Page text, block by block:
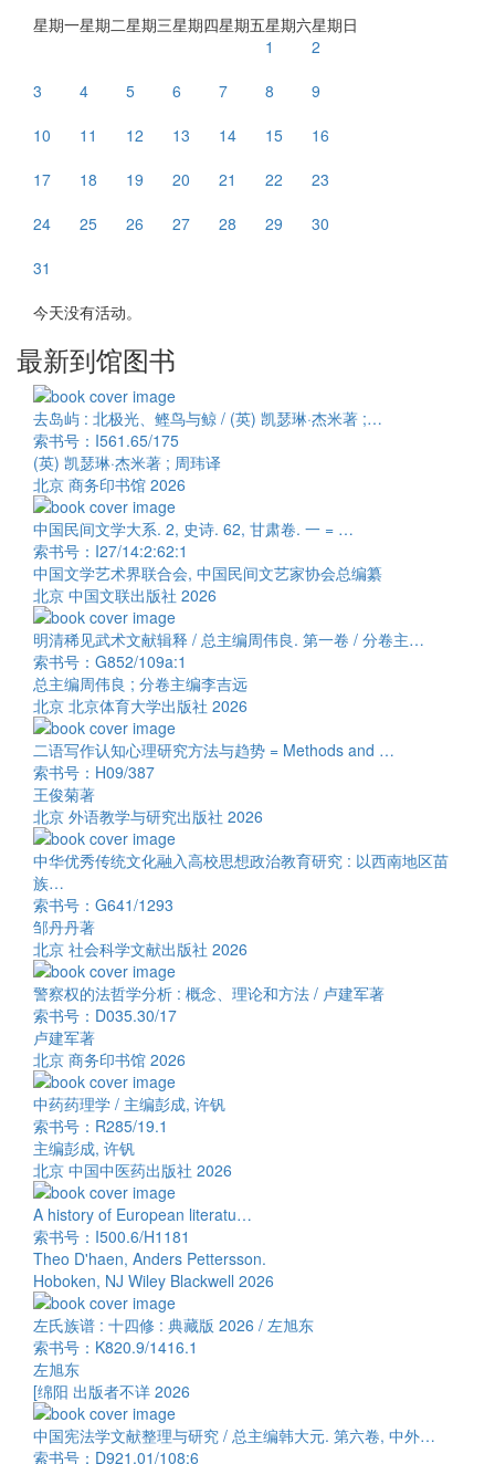
星期一星期二星期三星期四星期五星期六星期日
1
2
3
4 5 6 7 8
9
10
11 12 13 14 15
16
17
18 19 20 21 22
23
24
25 26 27 28 29
30
31
今天没有活动。
最新到馆图书
去岛屿 : 北极光、鲣鸟与鲸 / (英) 凯瑟琳·杰米著 ;…
索书号：I561.65/175
(英) 凯瑟琳·杰米著 ; 周玮译
北京 商务印书馆 2026
中国民间文学大系. 2, 史诗. 62, 甘肃卷. 一 = …
索书号：I27/14:2:62:1
中国文学艺术界联合会, 中国民间文艺家协会总编纂
北京 中国文联出版社 2026
明清稀见武术文献辑释 / 总主编周伟良. 第一卷 / 分卷主…
索书号：G852/109a:1
总主编周伟良 ; 分卷主编李吉远
北京 北京体育大学出版社 2026
二语写作认知心理研究方法与趋势 = Methods and …
索书号：H09/387
王俊菊著
北京 外语教学与研究出版社 2026
中华优秀传统文化融入高校思想政治教育研究 : 以西南地区苗
族…
索书号：G641/1293
邹丹丹著
北京 社会科学文献出版社 2026
警察权的法哲学分析 : 概念、理论和方法 / 卢建军著
索书号：D035.30/17
卢建军著
北京 商务印书馆 2026
中药药理学 / 主编彭成, 许钒
索书号：R285/19.1
主编彭成, 许钒
北京 中国中医药出版社 2026
A history of European literatu…
索书号：I500.6/H1181
Theo D'haen, Anders Pettersson.
Hoboken, NJ Wiley Blackwell 2026
左氏族谱 : 十四修 : 典藏版 2026 / 左旭东
索书号：K820.9/1416.1
左旭东
[绵阳 出版者不详 2026
中国宪法学文献整理与研究 / 总主编韩大元. 第六卷, 中外…
索书号：D921.01/108:6